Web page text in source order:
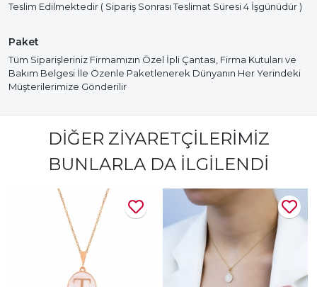
Teslim Edilmektedir ( Sipariş Sonrası Teslimat Süresi 4 İşgünüdür )
Paket
Tüm Siparişleriniz Firmamızın Özel İpli Çantası, Firma Kutuları ve
Bakım Belgesi İle Özenle Paketlenerek Dünyanın Her Yerindeki
Müşterilerimize Gönderilir
DIĞER ZIYARETÇILERIMIZ
BUNLARLA DA İLGILENDI